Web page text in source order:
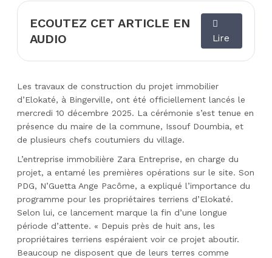
ECOUTEZ CET ARTICLE EN
AUDIO
Lire
Les travaux de construction du projet immobilier
d’Elokaté, à Bingerville, ont été officiellement lancés le
mercredi 10 décembre 2025. La cérémonie s’est tenue en
présence du maire de la commune, Issouf Doumbia, et
de plusieurs chefs coutumiers du village.
L’entreprise immobilière Zara Entreprise, en charge du
projet, a entamé les premières opérations sur le site. Son
PDG, N’Guetta Ange Pacôme, a expliqué l’importance du
programme pour les propriétaires terriens d’Elokaté.
Selon lui, ce lancement marque la fin d’une longue
période d’attente. « Depuis près de huit ans, les
propriétaires terriens espéraient voir ce projet aboutir.
Beaucoup ne disposent que de leurs terres comme